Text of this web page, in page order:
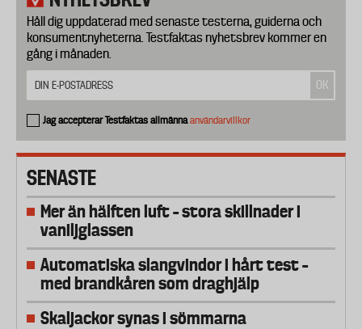
Håll dig uppdaterad med senaste testerna, guiderna och
konsumentnyheterna. Testfaktas nyhetsbrev kommer en
gång i månaden.
Jag accepterar Testfaktas allmännaanvändarvillkor
SENASTE
Mer än hälften luft – stora skillnader i
vaniljglassen
Automatiska slangvindor i hårt test –
med brandkåren som draghjälp
Skaljackor synas i sömmarna